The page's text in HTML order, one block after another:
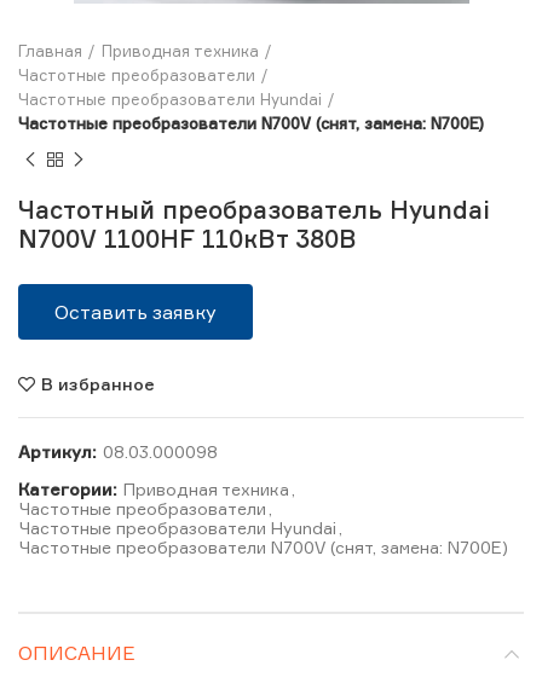
Главная
Приводная техника
Частотные преобразователи
Частотные преобразователи Hyundai
Частотные преобразователи N700V (снят, замена: N700E)
Частотный преобразователь Hyundai
N700V 1100HF 110кВт 380В
Оставить заявку
В избранное
Артикул: 08.03.000098
Категории: Приводная техника
Частотные преобразователи
Частотные преобразователи Hyundai
Частотные преобразователи N700V (снят, замена: N700E)
ОПИСАНИЕ